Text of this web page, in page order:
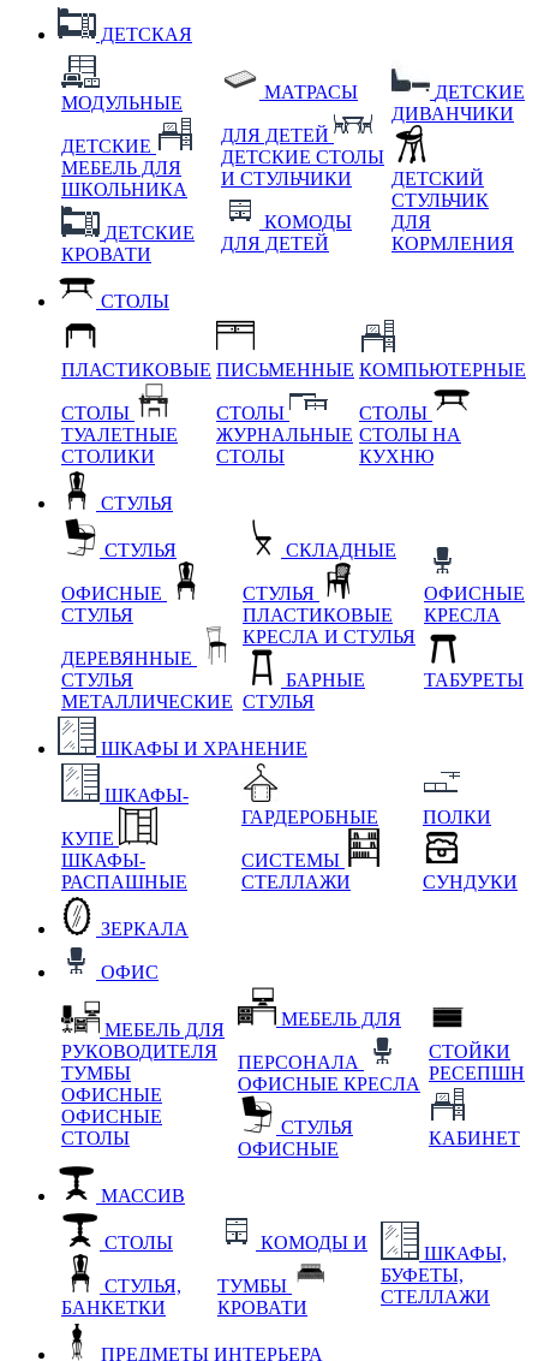
ДЕТСКАЯ
МОДУЛЬНЫЕ
ДЕТСКИЕ
МЕБЕЛЬ ДЛЯ
ШКОЛЬНИКА
ДЕТСКИЕ
КРОВАТИ
МАТРАСЫ
ДЛЯ ДЕТЕЙ
ДЕТСКИЕ СТОЛЫ
И СТУЛЬЧИКИ
КОМОДЫ
ДЛЯ ДЕТЕЙ
ДЕТСКИЕ
ДИВАНЧИКИ
ДЕТСКИЙ
СТУЛЬЧИК
ДЛЯ
КОРМЛЕНИЯ
СТОЛЫ
ПЛАСТИКОВЫЕ
СТОЛЫ
ТУАЛЕТНЫЕ
СТОЛИКИ
ПИСЬМЕННЫЕ
СТОЛЫ
ЖУРНАЛЬНЫЕ
СТОЛЫ
КОМПЬЮТЕРНЫЕ
СТОЛЫ
СТОЛЫ НА
КУХНЮ
СТУЛЬЯ
СТУЛЬЯ
ОФИСНЫЕ
СТУЛЬЯ
ДЕРЕВЯННЫЕ
СТУЛЬЯ
МЕТАЛЛИЧЕСКИЕ
СКЛАДНЫЕ
СТУЛЬЯ
ПЛАСТИКОВЫЕ
КРЕСЛА И СТУЛЬЯ
БАРНЫЕ
СТУЛЬЯ
ОФИСНЫЕ
КРЕСЛА
ТАБУРЕТЫ
ШКАФЫ И ХРАНЕНИЕ
ШКАФЫ-
КУПЕ
ШКАФЫ-
РАСПАШНЫЕ
ГАРДЕРОБНЫЕ
СИСТЕМЫ
СТЕЛЛАЖИ
ПОЛКИ
СУНДУКИ
ЗЕРКАЛА
ОФИС
МЕБЕЛЬ ДЛЯ
РУКОВОДИТЕЛЯ
ТУМБЫ
ОФИСНЫЕ
ОФИСНЫЕ
СТОЛЫ
МЕБЕЛЬ ДЛЯ
ПЕРСОНАЛА
ОФИСНЫЕ КРЕСЛА
СТУЛЬЯ
ОФИСНЫЕ
СТОЙКИ
РЕСЕПШН
КАБИНЕТ
МАССИВ
СТОЛЫ
СТУЛЬЯ,
БАНКЕТКИ
КОМОДЫ И
ТУМБЫ
КРОВАТИ
ШКАФЫ,
БУФЕТЫ,
СТЕЛЛАЖИ
ПРЕДМЕТЫ ИНТЕРЬЕРА